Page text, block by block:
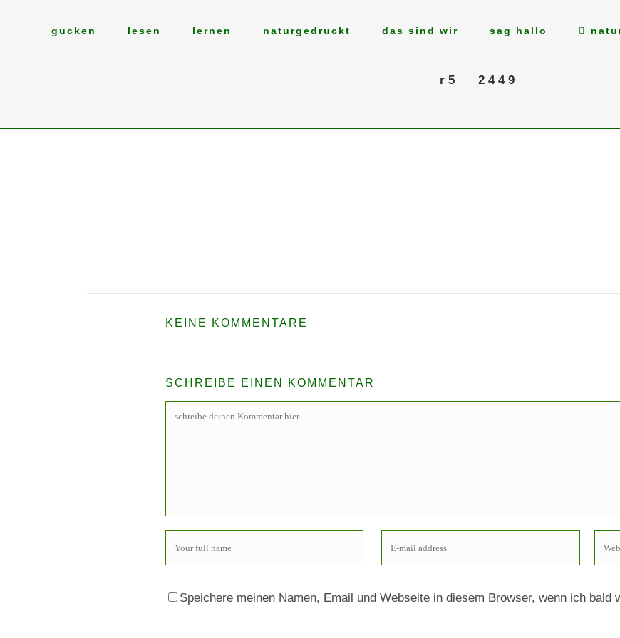
gucken lesen lernen naturgedruckt das sind wir sag hallo
r5__2449
KEINE KOMMENTARE
SCHREIBE EINEN KOMMENTAR
Speichere meinen Namen, Email und Webseite in diesem Browser, wenn ich bald